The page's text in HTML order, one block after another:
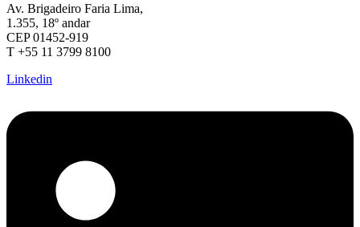
Av. Brigadeiro Faria Lima,
1.355, 18º andar
CEP 01452-919
T +55 11 3799 8100
Linkedin